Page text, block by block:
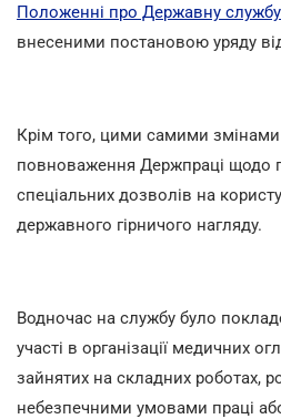
Положенні про Державну службу
внесеними постановою уряду
Крім того, цими самими
повноваження Держпраці щодо
спеціальних дозволів на
державного гірничого нагляду.
Водночас на службу було
участі в організації медичних
зайнятих на складних роботах,
небезпечними умовами праці